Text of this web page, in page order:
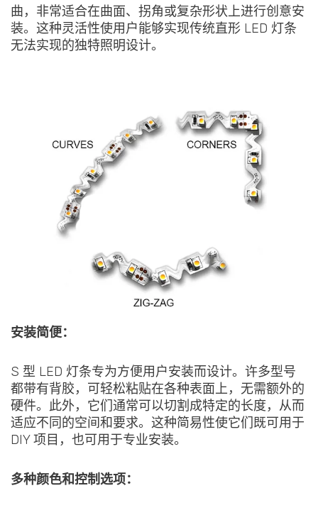
曲，非常适合在曲面、拐角或复杂形状上进行创意安
装。这种灵活性使用户能够实现传统直形 LED 灯条
无法实现的独特照明设计。
安装简便：
S 型 LED 灯条专为方便用户安装而设计。许多型号
都带有背胶，可轻松粘贴在各种表面上，无需额外的
硬件。此外，它们通常可以切割成特定的长度，从而
适应不同的空间和要求。这种简易性使它们既可用于
DIY 项目，也可用于专业安装。
多种颜色和控制选项：